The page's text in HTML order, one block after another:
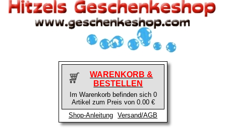
WARENKORB &
BESTELLEN
Im Warenkorb befinden sich 0
Artikel zum Preis von 0.00 €
Shop-Anleitung
Versand/AGB